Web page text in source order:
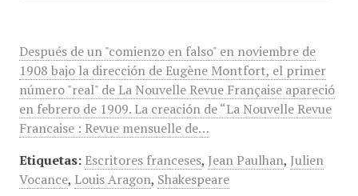
Después de un "comienzo en falso" en noviembre de
1908 bajo la dirección de Eugène Montfort, el primer
número "real" de La Nouvelle Revue Française apareció
en febrero de 1909. La creación de “La Nouvelle Revue
Francaise : Revue mensuelle de…
Etiquetas: Escritores franceses, Jean Paulhan, Julien
Vocance, Louis Aragon, Shakespeare